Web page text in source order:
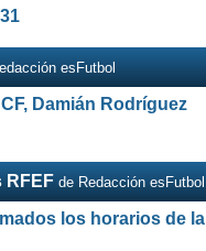
esFutbol
Damián Rodríguez
RFEF de Redacción esFutbol
los horarios de la